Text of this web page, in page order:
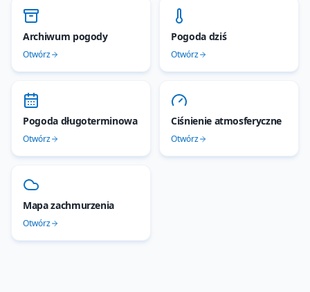
Archiwum pogody
Otwórz
Pogoda dziś
Otwórz
Pogoda długoterminowa
Otwórz
Ciśnienie atmosferyczne
Otwórz
Mapa zachmurzenia
Otwórz